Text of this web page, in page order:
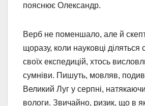
пояснює Олександр.
Верб не поменшало, але й
щоразу, коли науковці діляться
своїх експедицій, хтось
сумніви. Пишуть, мовляв,
Великий Луг у серпні,
вологи. Звичайно, ризик, що в